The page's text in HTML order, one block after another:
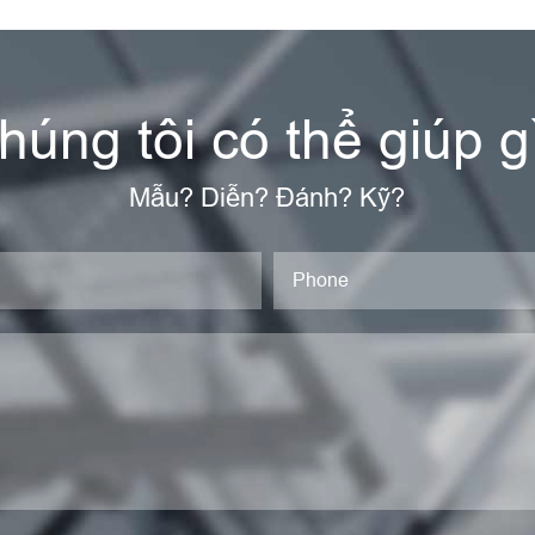
tôi có thể giúp
Mẫu? Diễn? Đánh? Kỹ?